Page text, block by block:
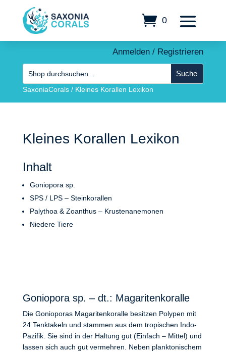
0
Anmelden / Registrieren
SaxoniaCorals/ Kleines Korallen Lexikon
Kleines Korallen Lexikon
Inhalt
Goniopora sp.
SPS / LPS – Steinkorallen
Palythoa & Zoanthus – Krustenanemonen
Niedere Tiere
Goniopora sp. – dt.: Magaritenkoralle
Die Gonioporas Magaritenkoralle besitzen Polypen mit
24 Tenktakeln und stammen aus dem tropischen Indo-
Pazifik. Sie sind in der Haltung gut (Einfach – Mittel) und
lassen sich auch gut vermehren. Neben planktonischem